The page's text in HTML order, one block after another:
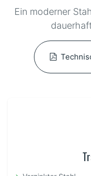
Ein moderner